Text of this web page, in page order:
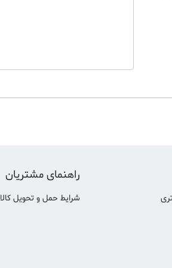
راهنمای مشتریان
شرایط حمل و تحویل کالا